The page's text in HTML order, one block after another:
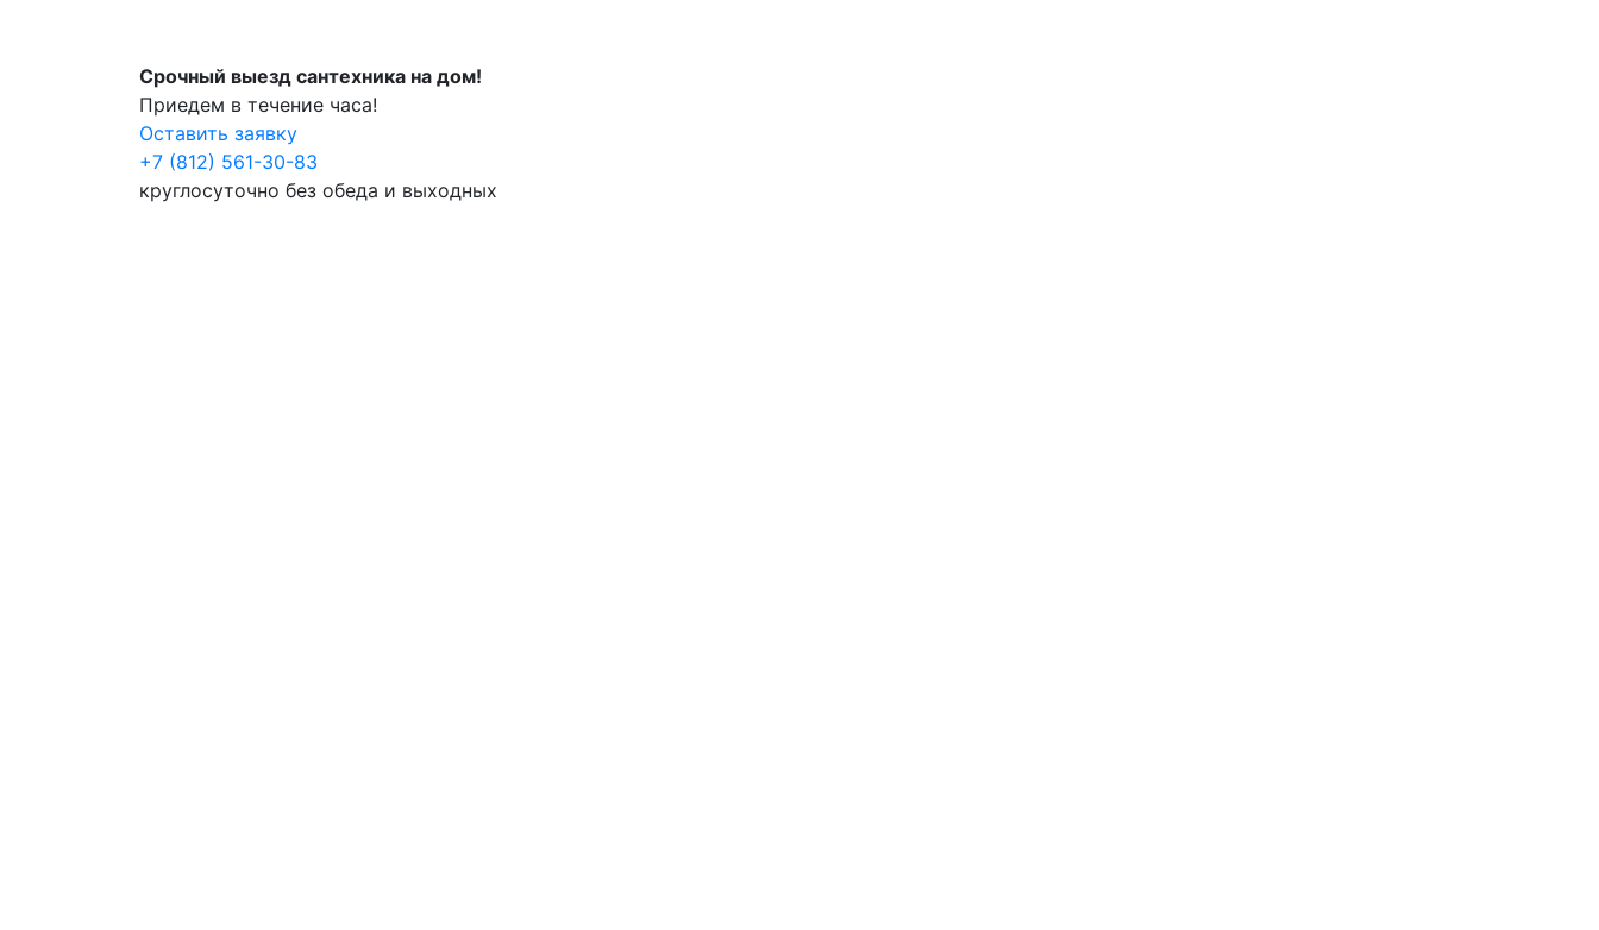
Срочный выезд сантехника на дом!
Приедем в течение часа!
Оставить заявку
+7 (812) 561-30-83
круглосуточно без обеда и выходных